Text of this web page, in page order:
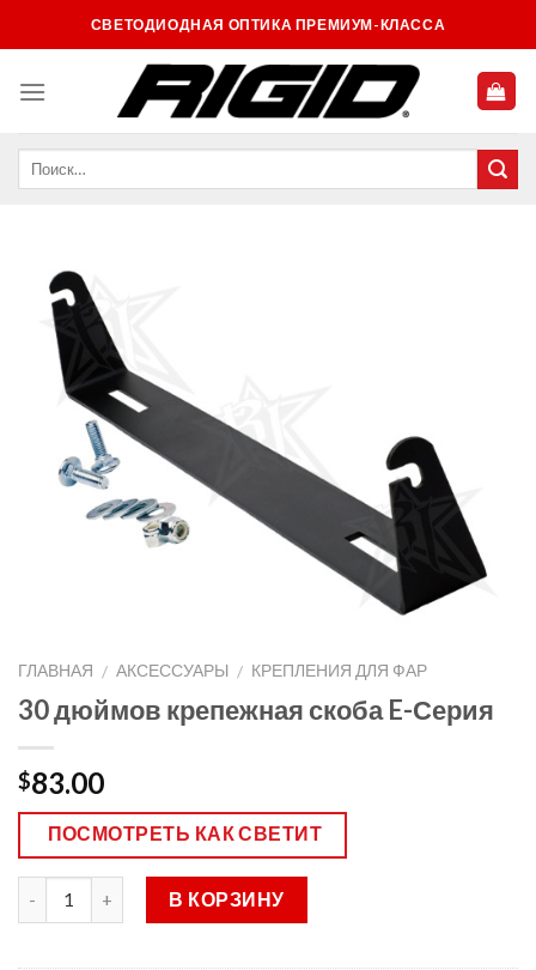
to
СВЕТОДИОДНАЯ ОПТИКА ПРЕМИУМ-КЛАССА
ГЛАВНАЯ / АКСЕССУАРЫ / КРЕПЛЕНИЯ ДЛЯ ФАР
30 дюймов крепежная скоба E-Серия
$83.00
ПОСМОТРЕТЬ КАК СВЕТИТ
В КОРЗИНУ